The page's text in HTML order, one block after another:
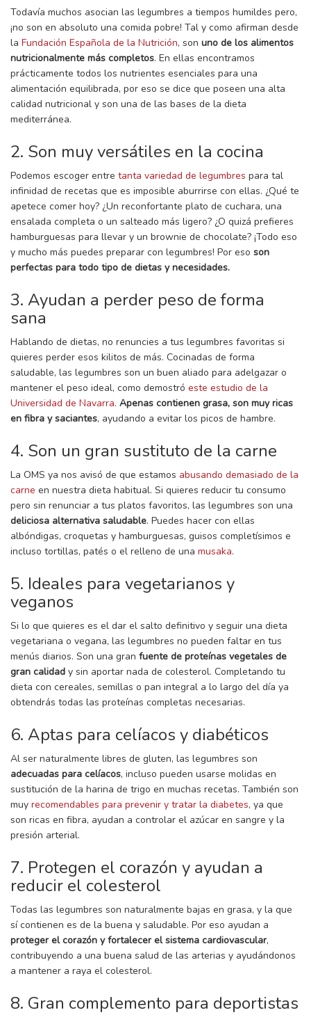
Todavía muchos asocian las legumbres a tiempos humildes pero,
¡no son en absoluto una comida pobre! Tal y como afirman desde
la Fundación Española de la Nutrición, son uno de los alimentos
nutricionalmente más completos. En ellas encontramos
prácticamente todos los nutrientes esenciales para una
alimentación equilibrada, por eso se dice que poseen una alta
calidad nutricional y son una de las bases de la dieta
mediterránea.
2. Son muy versátiles en la cocina
Podemos escoger entre tanta variedad de legumbres para tal
infinidad de recetas que es imposible aburrirse con ellas. ¿Qué te
apetece comer hoy? ¿Un reconfortante plato de cuchara, una
ensalada completa o un salteado más ligero? ¿O quizá prefieres
hamburguesas para llevar y un brownie de chocolate? ¡Todo eso
y mucho más puedes preparar con legumbres! Por eso son
perfectas para todo tipo de dietas y necesidades.
3. Ayudan a perder peso de forma
sana
Hablando de dietas, no renuncies a tus legumbres favoritas si
quieres perder esos kilitos de más. Cocinadas de forma
saludable, las legumbres son un buen aliado para adelgazar o
mantener el peso ideal, como demostró este estudio de la
Universidad de Navarra. Apenas contienen grasa, son muy ricas
en fibra y saciantes, ayudando a evitar los picos de hambre.
4. Son un gran sustituto de la carne
La OMS ya nos avisó de que estamos abusando demasiado de la
carne en nuestra dieta habitual. Si quieres reducir tu consumo
pero sin renunciar a tus platos favoritos, las legumbres son una
deliciosa alternativa saludable. Puedes hacer con ellas
albóndigas, croquetas y hamburguesas, guisos completísimos e
incluso tortillas, patés o el relleno de una musaka.
5. Ideales para vegetarianos y
veganos
Si lo que quieres es el dar el salto definitivo y seguir una dieta
vegetariana o vegana, las legumbres no pueden faltar en tus
menús diarios. Son una gran fuente de proteínas vegetales de
gran calidad y sin aportar nada de colesterol. Completando tu
dieta con cereales, semillas o pan integral a lo largo del día ya
obtendrás todas las proteínas completas necesarias.
6. Aptas para celíacos y diabéticos
Al ser naturalmente libres de gluten, las legumbres son
adecuadas para celíacos, incluso pueden usarse molidas en
sustitución de la harina de trigo en muchas recetas. También son
muy recomendables para prevenir y tratar la diabetes, ya que
son ricas en fibra, ayudan a controlar el azúcar en sangre y la
presión arterial.
7. Protegen el corazón y ayudan a
reducir el colesterol
Todas las legumbres son naturalmente bajas en grasa, y la que
sí contienen es de la buena y saludable. Por eso ayudan a
proteger el corazón y fortalecer el sistema cardiovascular,
contribuyendo a una buena salud de las arterias y ayudándonos
a mantener a raya el colesterol.
8. Gran complemento para deportistas